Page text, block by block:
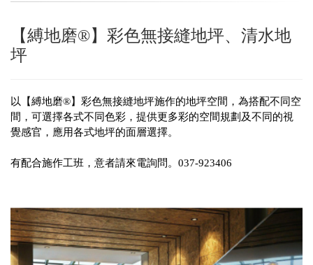
【縛地磨®】彩色無接縫地坪、清水地
坪
以【縛地磨®】彩色無接縫地坪施作的地坪空間，為搭配不同空
間，可選擇各式不同色彩，提供更多彩的空間規劃及不同的視
覺感官，應用各式地坪的面層選擇。
有配合施作工班，意者請來電詢問。037-923406